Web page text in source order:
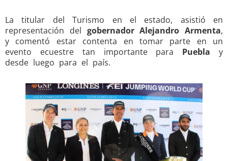
La titular del Turismo en el estado, asistió en
representación del gobernador Alejandro Armenta,
y comentó estar contenta en tomar parte en un
evento ecuestre tan importante para Puebla y
desde luego para el país.